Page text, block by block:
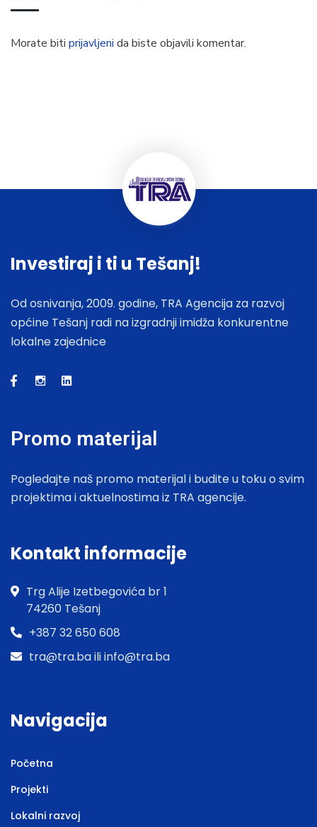
Morate biti prijavljeni da biste objavili komentar.
Investiraj i ti u Tešanj!
Od osnivanja, 2009. godine, TRA Agencija za razvoj
općine Tešanj radi na izgradnji imidža konkurentne
lokalne zajednice
Promo materijal
Pogledajte naš promo materijal i budite u toku o svim
projektima i aktuelnostima iz TRA agencije.
Kontakt informacije
Trg Alije Izetbegovića br 1
74260 Tešanj
+387 32 650 608
tra@tra.ba ili info@tra.ba
Navigacija
Početna
Projekti
Lokalni razvoj